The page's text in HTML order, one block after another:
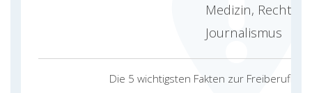
Die 5 wichtigsten Fakten zur
Medizin, Recht,
Journalismus